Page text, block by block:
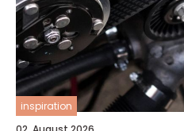
inspiration